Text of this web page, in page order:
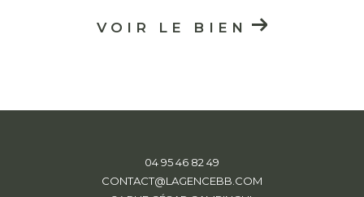
VOIR LE BIEN
04 95 46 82 49
CONTACT@LAGENCEBB.COM